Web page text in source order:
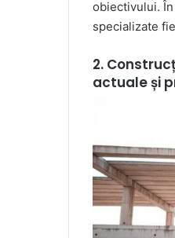
obiectivului.
specializate
2.
actuale și